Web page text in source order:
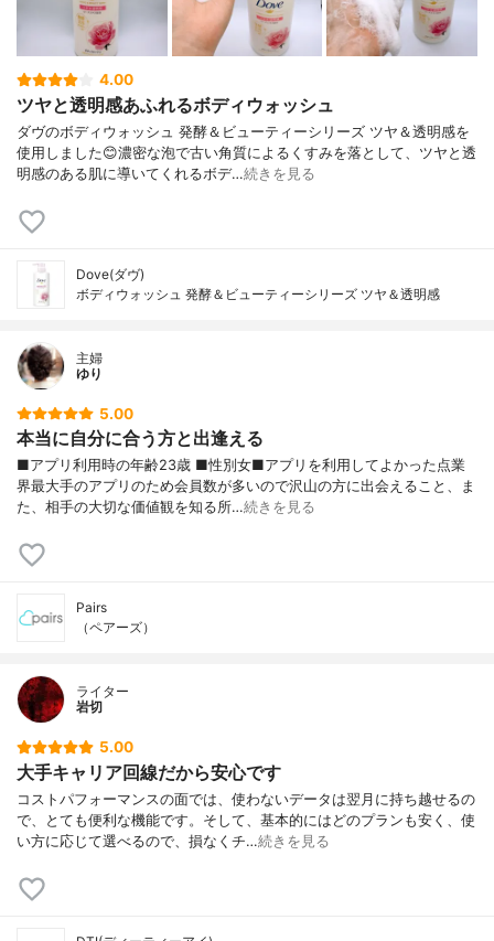
4.00
ツヤと透明感あふれるボディウォッシュ
ダヴのボディウォッシュ 発酵＆ビューティーシリーズ ツヤ＆透明感を
使用しました😊濃密な泡で古い角質によるくすみを落として、ツヤと透
明感のある肌に導いてくれるボデ…続きを見る
Dove(ダヴ)
ボディウォッシュ 発酵＆ビューティーシリーズ ツヤ＆透明感
主婦
ゆり
5.00
本当に自分に合う方と出逢える
■アプリ利用時の年齢23歳 ■性別女■アプリを利用してよかった点業
界最大手のアプリのため会員数が多いので沢山の方に出会えること、ま
た、相手の大切な価値観を知る所…続きを見る
Pairs
（ペアーズ）
ライター
岩切
5.00
大手キャリア回線だから安心です
コストパフォーマンスの面では、使わないデータは翌月に持ち越せるの
で、とても便利な機能です。そして、基本的にはどのプランも安く、使
い方に応じて選べるので、損なくチ…続きを見る